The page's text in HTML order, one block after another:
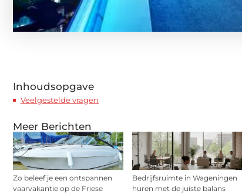
Inhoudsopgave
Veelgestelde vragen
Meer Berichten
Zo beleef je een ontspannen
vaarvakantie op de Friese
Bedrijfsruimte in Wageningen
huren met de juiste balans